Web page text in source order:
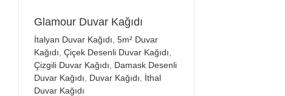
Glamour Duvar Kağıdı
İtalyan Duvar Kağıdı 5m² Duvar
Kağıdı Çiçek Desenli Duvar Kağıdı
Çizgili Duvar Kağıdı
Damask Desenli
Duvar Kağıdı
Duvar Kağıdı
İthal
Duvar Kağıdı